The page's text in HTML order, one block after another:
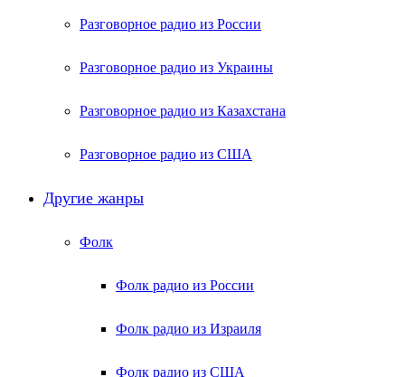
Разговорное радио из России
Разговорное радио из Украины
Разговорное радио из Казахстана
Разговорное радио из США
Другие жанры
Фолк
Фолк радио из России
Фолк радио из Израиля
Фолк радио из США